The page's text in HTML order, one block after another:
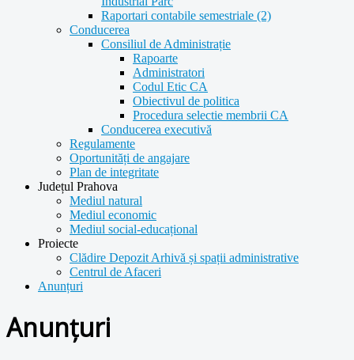
Raportari contabile semestriale (2)
Conducerea
Consiliul de Administrație
Rapoarte
Administratori
Codul Etic CA
Obiectivul de politica
Procedura selectie membrii CA
Conducerea executivă
Regulamente
Oportunități de angajare
Plan de integritate
Județul Prahova
Mediul natural
Mediul economic
Mediul social-educațional
Proiecte
Clădire Depozit Arhivă și spații administrative
Centrul de Afaceri
Anunțuri
Anunțuri